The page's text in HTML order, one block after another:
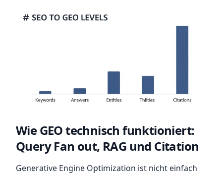
Wie GEO technisch funktioniert:
Query Fan out, RAG und Citation
Generative Engine Optimization ist nicht einfach